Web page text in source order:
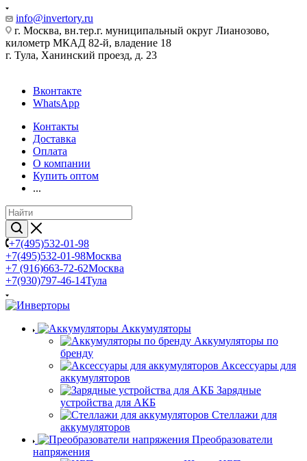
info@invertory.ru
г. Москва, вн.тер.г. муниципальный округ Лианозово,
километр МКАД 82-й, владение 18
г. Тула, Ханинский проезд, д. 23
Вконтакте
WhatsApp
Контакты
Доставка
Оплата
О компании
Купить оптом
...
+7(495)532-01-98
+7(495)532-01-98Москва
+7 (916)663-72-62Москва
+7(930)797-46-14Тула
Аккумуляторы
Аккумуляторы по
бренду
Аксессуары для
аккумуляторов
Зарядные
устройства для АКБ
Стеллажи для
аккумуляторов
Преобразователи
напряжения